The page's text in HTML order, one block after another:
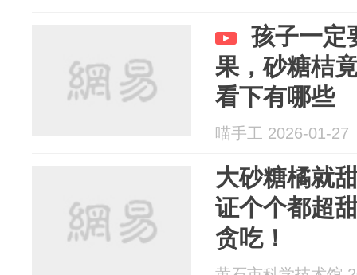
孩子一定
果，砂糖桔
看下有哪些
喵手工 2026-01-27
大砂糖橘就
证个个都超
贪吃！